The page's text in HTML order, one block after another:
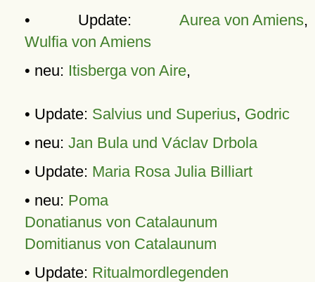
• Update: Aurea von Amiens,
Wulfia von Amiens
• neu: Itisberga von Aire,
• Update: Salvius und Superius, Godric
• neu: Jan Bula und Václav Drbola
• Update: Maria Rosa Julia Billiart
• neu: Poma
Donatianus von Catalaunum
Domitianus von Catalaunum
• Update: Ritualmordlegenden